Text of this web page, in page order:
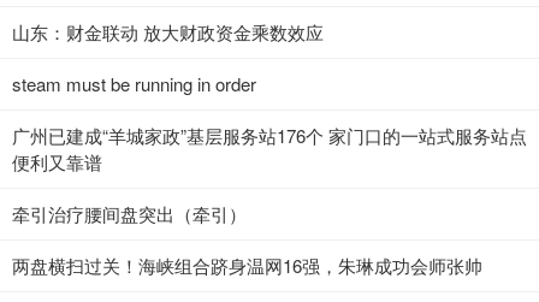
山东：财金联动 放大财政资金乘数效应
steam must be running in order
广州已建成“羊城家政”基层服务站176个 家门口的一站式服务站点
便利又靠谱
牵引治疗腰间盘突出（牵引）
两盘横扫过关！海峡组合跻身温网16强，朱琳成功会师张帅